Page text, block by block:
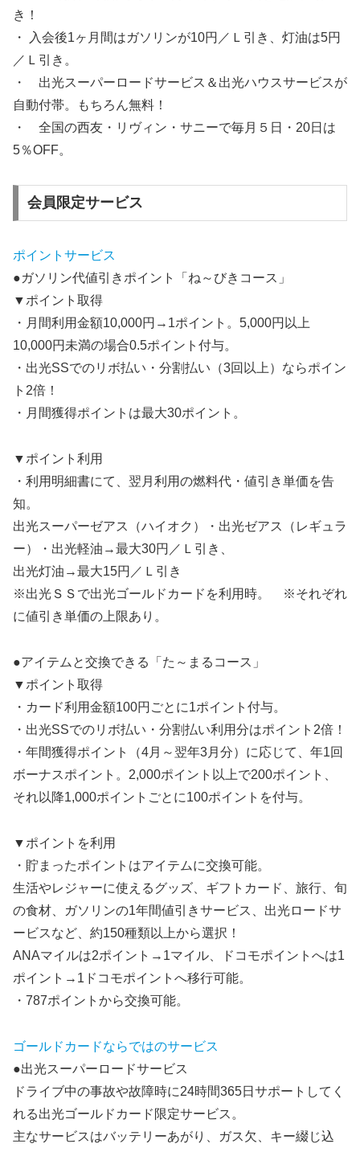
き！
・ 入会後1ヶ月間はガソリンが10円／Ｌ引き、灯油は5円
／Ｌ引き。
・ 出光スーパーロードサービス＆出光ハウスサービスが
自動付帯。もちろん無料！
・ 全国の西友・リヴィン・サニーで毎月５日・20日は
5％OFF。
会員限定サービス
ポイントサービス
●ガソリン代値引きポイント「ね～びきコース」
▼ポイント取得
・月間利用金額10,000円→1ポイント。5,000円以上
10,000円未満の場合0.5ポイント付与。
・出光SSでのリボ払い・分割払い（3回以上）ならポイン
ト2倍！
・月間獲得ポイントは最大30ポイント。
▼ポイント利用
・利用明細書にて、翌月利用の燃料代・値引き単価を告
知。
出光スーパーゼアス（ハイオク）・出光ゼアス（レギュラ
ー）・出光軽油→最大30円／Ｌ引き、
出光灯油→最大15円／Ｌ引き
※出光ＳＳで出光ゴールドカードを利用時。 ※それぞれ
に値引き単価の上限あり。
●アイテムと交換できる「た～まるコース」
▼ポイント取得
・カード利用金額100円ごとに1ポイント付与。
・出光SSでのリボ払い・分割払い利用分はポイント2倍！
・年間獲得ポイント（4月～翌年3月分）に応じて、年1回
ボーナスポイント。2,000ポイント以上で200ポイント、
それ以降1,000ポイントごとに100ポイントを付与。
▼ポイントを利用
・貯まったポイントはアイテムに交換可能。
生活やレジャーに使えるグッズ、ギフトカード、旅行、旬
の食材、ガソリンの1年間値引きサービス、出光ロードサ
ービスなど、約150種類以上から選択！
ANAマイルは2ポイント→1マイル、ドコモポイントへは1
ポイント→1ドコモポイントへ移行可能。
・787ポイントから交換可能。
ゴールドカードならではのサービス
●出光スーパーロードサービス
ドライブ中の事故や故障時に24時間365日サポートしてく
れる出光ゴールドカード限定サービス。
主なサービスはバッテリーあがり、ガス欠、キー綴じ込